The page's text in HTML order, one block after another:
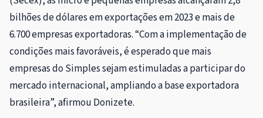
bilhões de dólares em exportações em 2023 e mais de
6.700 empresas exportadoras. “Com a implementação de
condições mais favoráveis, é esperado que mais
empresas do Simples sejam estimuladas a participar do
mercado internacional, ampliando a base exportadora
brasileira”, afirmou Donizete.